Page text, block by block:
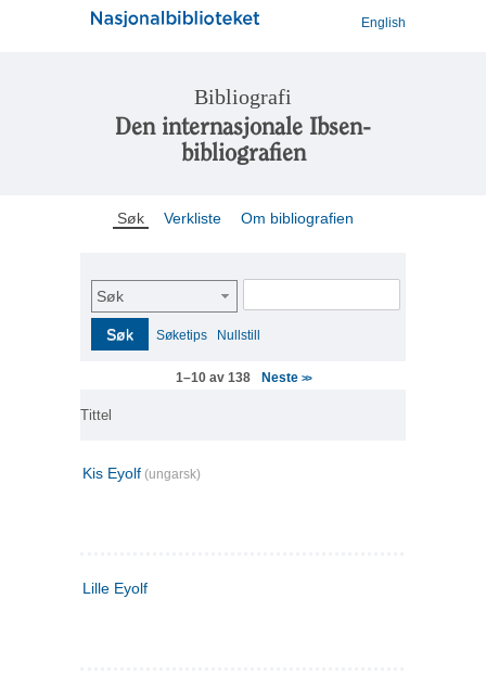
English
Bibliografi
Den internasjonale Ibsen-
bibliografien
Søk Verkliste Om bibliografien
Søk
Søk Søketips Nullstill
1–10 av 138 Neste >>
Tittel
Kis Eyolf (ungarsk)
Lille Eyolf